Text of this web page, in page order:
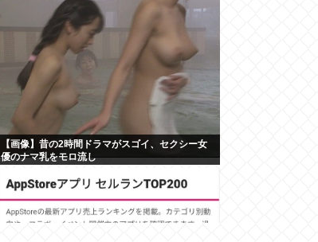
【画像】昔の2時間ドラマがスゴイ、セクシー女
優のナマ乳をモロ流し